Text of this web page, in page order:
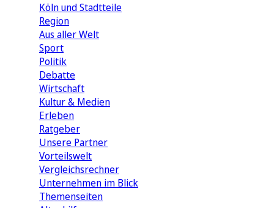
Köln und Stadtteile
Region
Aus aller Welt
Sport
Politik
Debatte
Wirtschaft
Kultur & Medien
Erleben
Ratgeber
Unsere Partner
Vorteilswelt
Vergleichsrechner
Unternehmen im Blick
Themenseiten